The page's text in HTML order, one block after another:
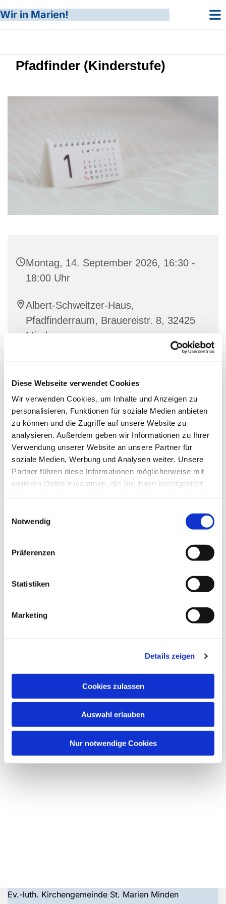
Diese Webseite verwendet Cookies
Wir verwenden Cookies, um Inhalte und Anzeigen zu
personalisieren, Funktionen für soziale Medien anbieten
zu können und die Zugriffe auf unsere Website zu
analysieren. Außerdem geben wir Informationen zu Ihrer
Verwendung unserer Website an unsere Partner für
soziale Medien, Werbung und Analysen weiter. Unsere
Partner führen diese Informationen möglicherweise mit
weiteren Daten zusammen, die Sie ihnen bereitgestellt
Notwendig
Präferenzen
Statistiken
Marketing
Details zeigen
Cookies zulassen
Auswahl erlauben
Nur notwendige Cookies
Wir in Marien!
Pfadfinder (Kinderstufe)
Montag, 14. September 2026, 16:30 -
18:00 Uhr
Albert-Schweitzer-Haus,
Pfadfinderraum, Brauereistr. 8, 32425
Minden
Dies könnte Sie auch
Ev.-luth. Kirchengemeinde St. Marien Minden